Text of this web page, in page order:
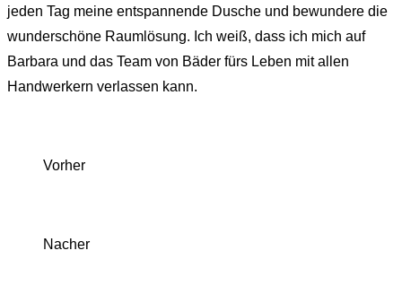
jeden Tag meine entspannende Dusche und bewundere die
wunderschöne Raumlösung. Ich weiß, dass ich mich auf
Barbara und das Team von Bäder fürs Leben mit allen
Handwerkern verlassen kann.
Vorher
Nacher